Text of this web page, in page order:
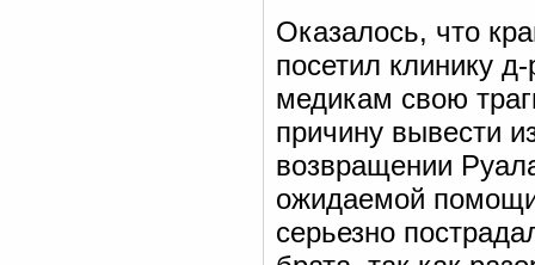
Оказалось, что
посетил клинику
медикам свою
причину вывести
возвращении
ожидаемой
серьезно